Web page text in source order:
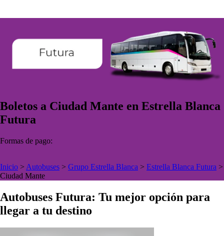
Boletos a Ciudad Mante en Estrella Blanca
Futura
Formas de pago:
Inicio > Autobuses > Grupo Estrella Blanca > Estrella Blanca Futura >
Ciudad Mante
Autobuses Futura: Tu mejor opción para
llegar a tu destino